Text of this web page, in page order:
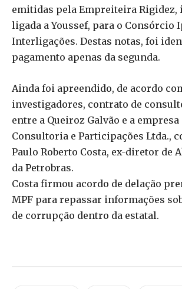
emitidas pela Empreiteira Rigidez,
ligada a Youssef, para o Consórcio
Interligações. Destas notas, foi
pagamento apenas da segunda.
Ainda foi apreendido, de acordo
investigadores, contrato de
entre a Queiroz Galvão e a empresa
Consultoria e Participações Ltda.,
Paulo Roberto Costa, ex-diretor de
da Petrobras.
Costa firmou acordo de delação
MPF para repassar informações
de corrupção dentro da estatal.